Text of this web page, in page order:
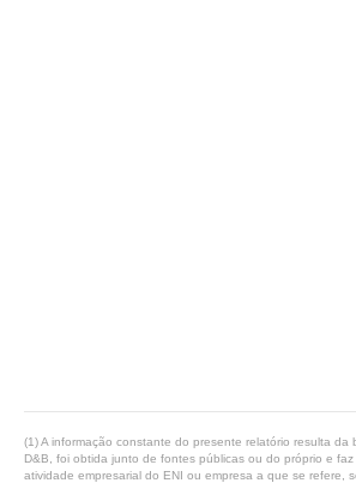
(1) A informação constante do presente relatório resulta da
D&B, foi obtida junto de fontes públicas ou do próprio e
atividade empresarial do ENI ou empresa a que se refere,